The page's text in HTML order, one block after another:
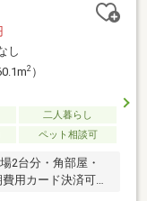
し
2）
二人暮らし
ペット相談可
2台分・角部屋・
用カード決済可・